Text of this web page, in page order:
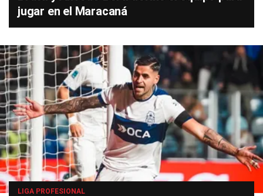
jugar en el Maracaná
LIGA PROFESIONAL